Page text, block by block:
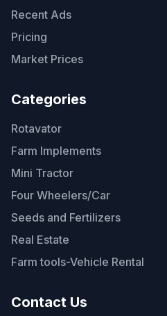
Recent Ads
Pricing
Market Prices
Categories
Rotavator
Farm Implements
Mini Tractor
Four Wheelers/Car
Seeds and Fertilizers
Real Estate
Farm tools-Vehicle Rental
Contact Us